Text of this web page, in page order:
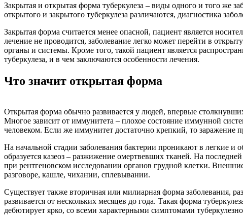
Закрытая и открытая форма туберкулеза – виды одного и того же
открытого и закрытого туберкулеза различаются, диагностика
Закрытая форма считается менее опасной, пациент является
лечение не проводится, заболевание легко может перейти в
органы и системы. Кроме того, такой пациент является
туберкулеза, и в чем заключаются особенности лечения.
Что значит открытая форма
Открытая форма обычно развивается у людей, впервые
Многое зависит от иммунитета – плохое состояние иммунной
человеком. Если же иммунитет достаточно крепкий, то заражение
На начальной стадии заболевания бактерии проникают в легкие и
образуется казеоз – разжижение омертвевших тканей. На
при рентгеновском исследовании органов грудной клетки.
разговоре, кашле, чихании, сплевывании.
Существует также вторичная или милиарная форма заболевания,
развивается от нескольких месяцев до года. Такая форма
дебютирует ярко, со всеми характерными симптомами